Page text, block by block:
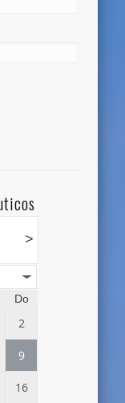
>
Do
2
9
16